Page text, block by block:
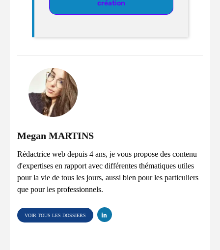
Megan MARTINS
Rédactrice web depuis 4 ans, je vous propose des contenu
d'expertises en rapport avec différentes thématiques utiles
pour la vie de tous les jours, aussi bien pour les particuliers
que pour les professionnels.
VOIR TOUS LES DOSSIERS